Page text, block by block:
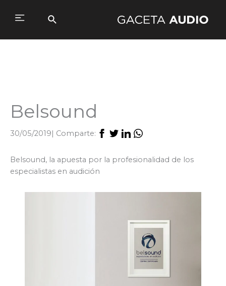
Buscar
Belsound
30/05/2019| Comparte:
Belsound, la apuesta por la profesionalidad de los
especialistas en audición